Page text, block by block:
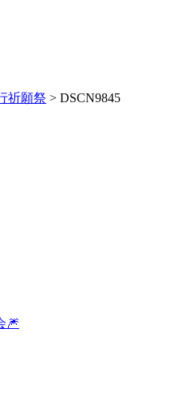
祈願祭 > DSCN9845
🎆